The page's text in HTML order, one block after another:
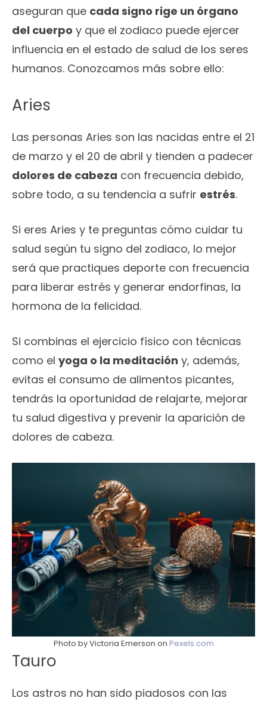
aseguran que cada signo rige un órgano
del cuerpo y que el zodiaco puede ejercer
influencia en el estado de salud de los seres
humanos. Conozcamos más sobre ello:
Aries
Las personas Aries son las nacidas entre el 21
de marzo y el 20 de abril y tienden a padecer
dolores de cabeza con frecuencia debido,
sobre todo, a su tendencia a sufrir estrés.
Si eres Aries y te preguntas cómo cuidar tu
salud según tu signo del zodiaco, lo mejor
será que practiques deporte con frecuencia
para liberar estrés y generar endorfinas, la
hormona de la felicidad.
Si combinas el ejercicio físico con técnicas
como el yoga o la meditación y, además,
evitas el consumo de alimentos picantes,
tendrás la oportunidad de relajarte, mejorar
tu salud digestiva y prevenir la aparición de
dolores de cabeza.
Photo by Victoria Emerson on Pexels.com
Tauro
Los astros no han sido piadosos con las